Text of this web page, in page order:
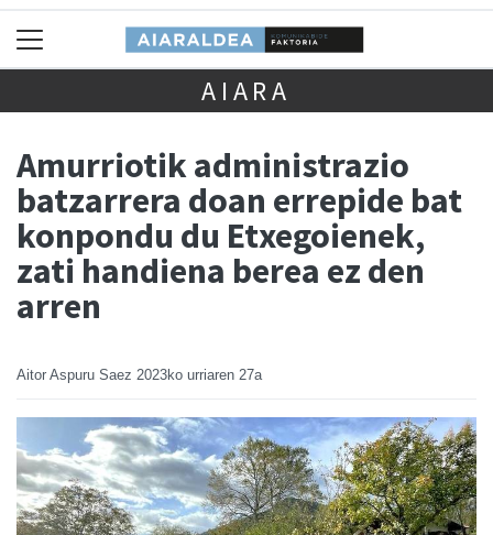
AIARA
Amurriotik administrazio
batzarrera doan errepide bat
konpondu du Etxegoienek,
zati handiena berea ez den
arren
Aitor Aspuru Saez 2023ko urriaren 27a